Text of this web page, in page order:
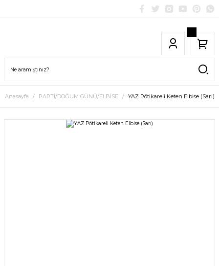
Anasayfa PARTİ/DOĞUM GÜNÜ/ELBİSE YAZ Pötikareli Keten Elbise (Sarı)